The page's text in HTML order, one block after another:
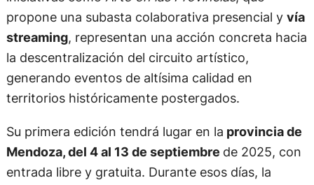
social que nace con una convicción clara:hay un
caudal inmenso de talento en las provincias del
país—talento que constituye el corazón del arte
nacional—, y los grandes encuentros artísticos no
deberían estar reservados únicamente a las
nuevas formas de acceso y participación; por eso,
iniciativas comoArte en las Provincias, que
propone una subasta colaborativa presencial y